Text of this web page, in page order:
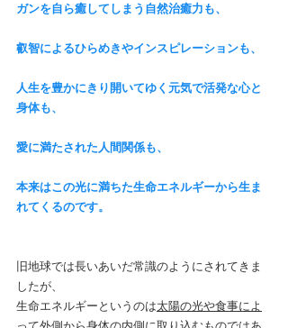
ガンを自ら癒してしまう自然治癒力も、
叡智によるひらめきやインスピレーションも、
人生を豊かにきり開いてゆく元気で活発な心と
身体も、
愛に満たされた人間関係も、
本来はこの光に満ちた生命エネルギーから生ま
れてくるのです。
旧地球では長いあいだ常識のようにされてきま
したが、
生命エネルギーというのは太陽の光や食事によ